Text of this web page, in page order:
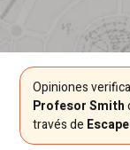
Opiniones
Profesor Smith
través de